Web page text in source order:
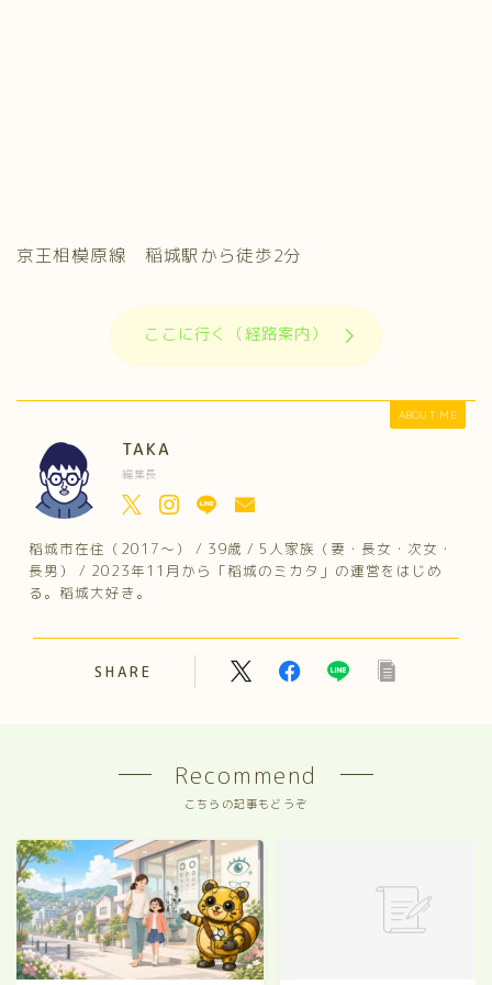
京王相模原線 稲城駅から徒歩2分
ここに行く（経路案内）
ABOUT ME
TAKA
編集長
稲城市在住（2017～） / 39歳 / 5人家族（妻・長女・次女・
長男） / 2023年11月から「稲城のミカタ」の運営をはじめ
る。稲城大好き。
SHARE
Recommend
こちらの記事もどうぞ